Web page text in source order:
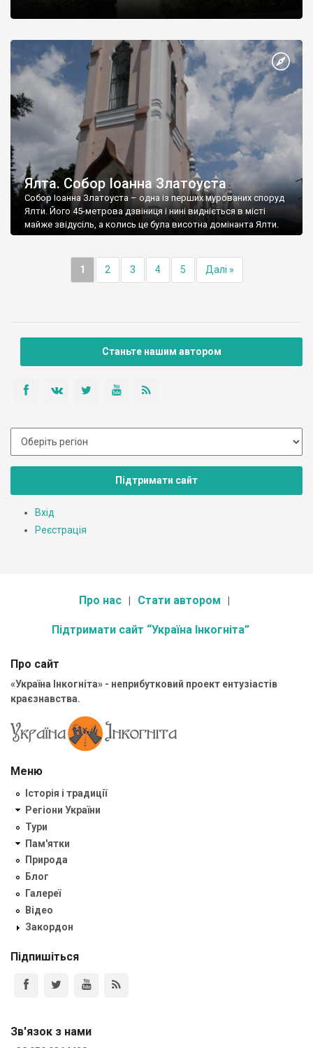
Ялта. Собор Іоанна Златоуста
Собор Іоанна Златоуста – одна із перших мурованих споруд
Ялти. Його 45-метрова дзвіниця і нині видніється в місті
майже звідусіль, а колись це була висотна домінанта Ялти.
1 2 3 4 5 Далі »
Станьте нашим автором
Підтримати сайт
Вхід
Реєстрація
Про нас Стати автором
Підтримати сайт “Україна Інкогніта”
Про сайт
«Україна Інкогніта» - неприбутковий проект ентузіастів
краєзнавства.
Меню
Історія і традиції
Регіони України
Тури
Пам'ятки
Природа
Блог
Галереї
Відео
Закордон
Підпишіться
Зв'язок з нами